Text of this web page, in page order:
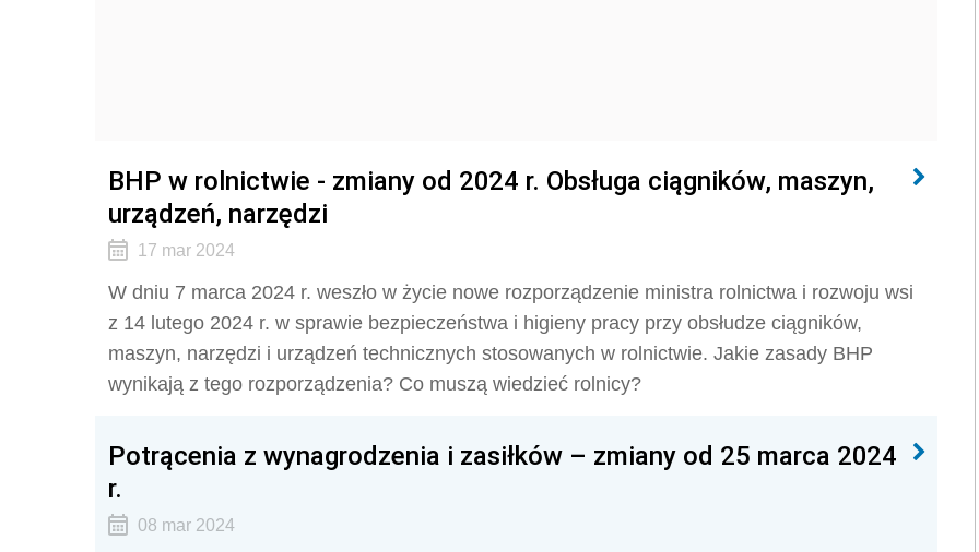
BHP w rolnictwie - zmiany od 2024 r. Obsługa ciągników, maszyn,
urządzeń, narzędzi
17 mar 2024
W dniu 7 marca 2024 r. weszło w życie nowe rozporządzenie ministra rolnictwa i rozwoju wsi
z 14 lutego 2024 r. w sprawie bezpieczeństwa i higieny pracy przy obsłudze ciągników,
maszyn, narzędzi i urządzeń technicznych stosowanych w rolnictwie. Jakie zasady BHP
wynikają z tego rozporządzenia? Co muszą wiedzieć rolnicy?
Potrącenia z wynagrodzenia i zasiłków – zmiany od 25 marca 2024
r.
08 mar 2024